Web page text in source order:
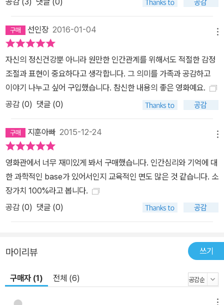
선인장2016-01-04
자신의 정신건강뿐 아니라 원만한 인간관계를 위해서도 적절한 감정
조절과 표현이 중요하다고 생각합니다. 그 의미를 가족과 공감하고
이야기 나누고 싶어 구입했습니다. 참신한 내용의 좋은 영화예요.
공감 (0) 댓글 (0)
지훈아빠 2015-12-24
영화관에서 너무 재미있게 봐서 구매했습니다. 인간심리와 기억에 대
한 과학적인 base가 있어서인지 교육적인 면도 많은 것 같습니다. 소
장가치 100%라고 봅니다.
공감 (0) 댓글 (0)
마이리뷰 쓰기
구매자 (1) 전체 (6)